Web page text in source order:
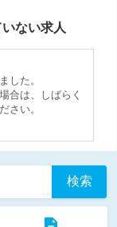
ない求人
した。
合は、しばらく
さい。
検索